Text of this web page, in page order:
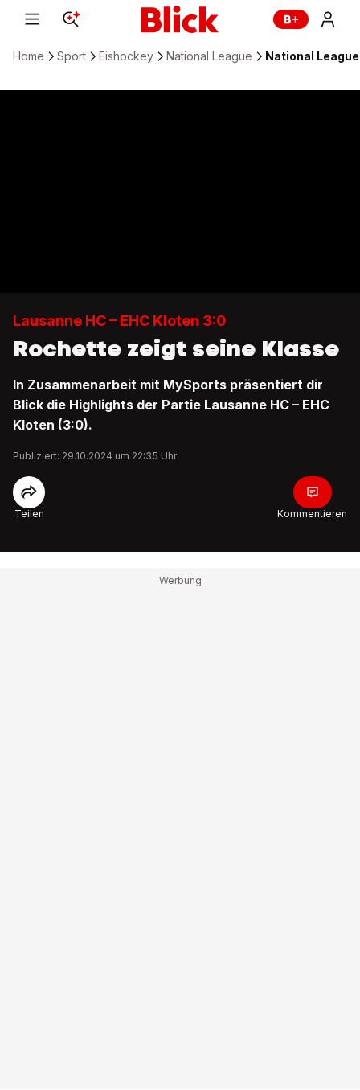
Home Sport Eishockey National League National
Lausanne HC – EHC Kloten 3:0
Rochette zeigt seine Klasse
In Zusammenarbeit mit MySports präsentiert dir
Blick die Highlights der Partie Lausanne HC – EHC
Kloten (3:0).
Publiziert: 29.10.2024 um 22:35 Uhr
Teilen Kommentieren